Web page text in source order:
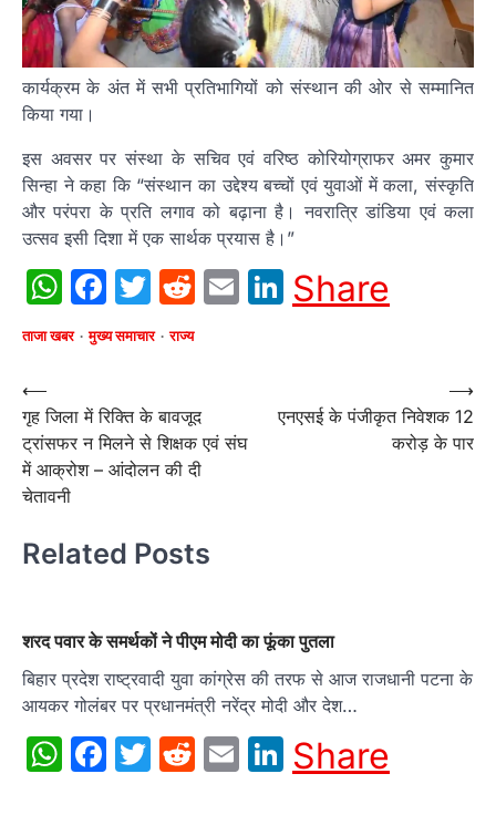
कार्यक्रम के अंत में सभी प्रतिभागियों को संस्थान की ओर से सम्मानित
किया गया।
इस अवसर पर संस्था के सचिव एवं वरिष्ठ कोरियोग्राफर अमर कुमार
सिन्हा ने कहा कि “संस्थान का उद्देश्य बच्चों एवं युवाओं में कला, संस्कृति
और परंपरा के प्रति लगाव को बढ़ाना है। नवरात्रि डांडिया एवं कला
उत्सव इसी दिशा में एक सार्थक प्रयास है।”
WhatsApp
Facebook
Twitter
Reddit
EmailLinkedIn
Share
ताजा खबर मुख्य समाचार राज्य
Post
navigation
⟵
गृह जिला में रिक्ति के बावजूद
ट्रांसफर न मिलने से शिक्षक एवं संघ
में आक्रोश – आंदोलन की दी
चेतावनी
एनएसई के पंजीकृत निवेशक 12
करोड़ के पार
⟶
Related Posts
शरद पवार के समर्थकों ने पीएम मोदी का फूंका पुतला
बिहार प्रदेश राष्ट्रवादी युवा कांग्रेस की तरफ से आज राजधानी पटना के
आयकर गोलंबर पर प्रधानमंत्री नरेंद्र मोदी और देश…
WhatsApp
Facebook
Twitter
Reddit
EmailLinkedIn
Share